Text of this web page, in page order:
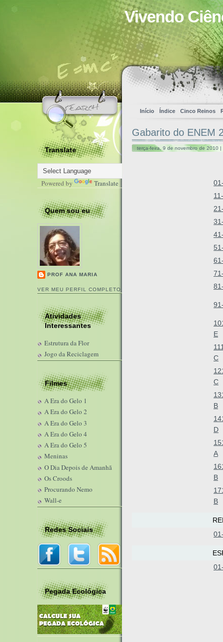
Vivendo
Início Índice Cinco Reinos
Translate
Powered by Translate
Quem sou eu
PROF ANA MARIA
VER MEU PERFIL COMPLETO
Atividades
Interessantes
Estrutura da Flor
Jogo da Reciclagem
Filmes
A Era do Gelo 1
A Era do Gelo 2
A Era do Gelo 3
A Era do Gelo 4
A Era do Gelo 5
Meninas
O Dia Depois de Amanhã
Os Croods
Procurando Nemo
Wall-e
Redes Sociais
Pegada Ecológica
Gabarito do ENEM
terça-feira, 9 de novembro de 2010 |
E
C
C
B
D
A
B
B